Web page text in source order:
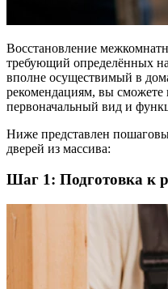
Восстановление
требующий определённых
вполне осуществимый в
рекомендациям, вы сможете
первоначальный вид и
Ниже представлен
дверей из массива:
Шаг 1: Подготовка к